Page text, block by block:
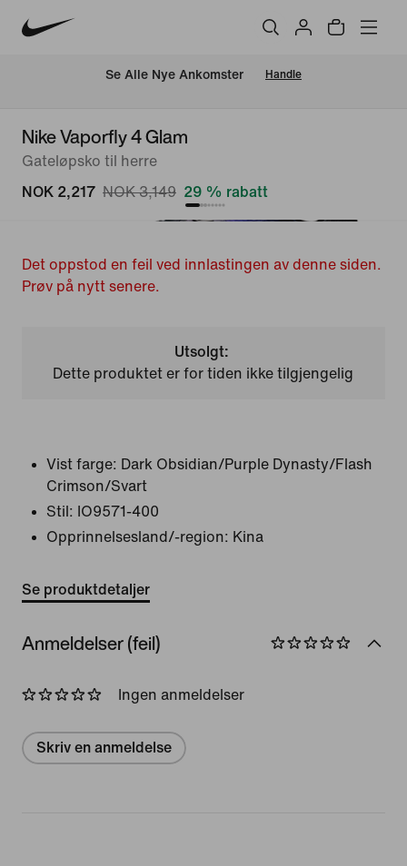
Se Alle Nye Ankomster Handle
Nike Vaporfly 4 Glam
Gateløpsko til herre
NOK 2,217 NOK 3,149 29 % rabatt
Det oppstod en feil ved innlastingen av denne siden.
Prøv på nytt senere.
Utsolgt:
Dette produktet er for tiden ikke tilgjengelig
Vist farge: Dark Obsidian/Purple Dynasty/Flash
Crimson/Svart
Stil:
IO9571-400
Opprinnelsesland/-region: Kina
Se produktdetaljer
Anmeldelser (feil)
Ingen anmeldelser
Skriv en anmeldelse